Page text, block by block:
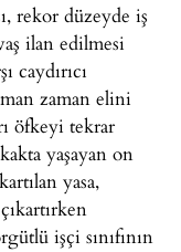
rekor düzeyde iş
ilan edilmesi
caydırıcı
zaman elini
öfkeyi tekrar
yaşayan on
yasa,
işçi sınıfının